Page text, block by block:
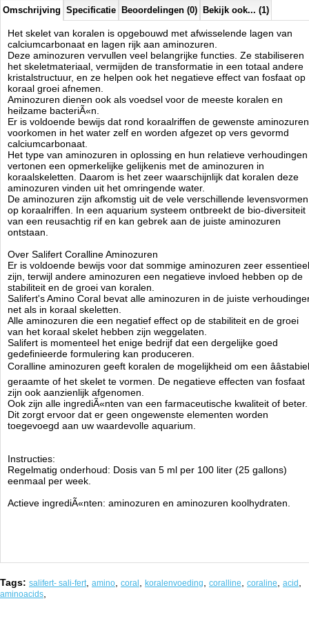
toegevoegd aan uw waardevolle aquarium.
Instructies:
Regelmatig onderhoud: Dosis van 5 ml per 100 liter (25 gallons)
eenmaal per week.
Actieve ingrediÃÂ«nten: aminozuren en aminozuren koolhydraten.
Salifert
Manufactured by:Salifert
Model:SA-3040
Product ID:8714079140070
250 9.95 9.95 Available from: Aquariumonderdelen.nl 2026-08-26
Omschrijving Specificatie Beoordelingen (0) Bekijk ook... (1)
Het skelet van koralen is opgebouwd met afwisselende lagen van
calciumcarbonaat en lagen rijk aan aminozuren.
Deze aminozuren vervullen veel belangrijke functies. Ze stabiliseren
het skeletmateriaal, vermijden de transformatie in een totaal andere
kristalstructuur, en ze helpen ook het negatieve effect van fosfaat op
koraal groei afnemen.
Aminozuren dienen ook als voedsel voor de meeste koralen en
heilzame bacteriÃ«n.
Er is voldoende bewijs dat rond koraalriffen de gewenste aminozuren
voorkomen in het water zelf en worden afgezet op vers gevormd
calciumcarbonaat.
Het type van aminozuren in oplossing en hun relatieve verhoudingen
vertonen een opmerkelijke gelijkenis met de aminozuren in
koraalskeletten. Daarom is het zeer waarschijnlijk dat koralen deze
aminozuren vinden uit het omringende water.
De aminozuren zijn afkomstig uit de vele verschillende levensvormen
op koraalriffen. In een aquarium systeem ontbreekt de bio-diversiteit
van een reusachtig rif en kan gebrek aan de juiste aminozuren
ontstaan.
Over Salifert Coralline Aminozuren
Er is voldoende bewijs voor dat sommige aminozuren zeer essentieel
zijn, terwijl andere aminozuren een negatieve invloed hebben op de
stabiliteit en de groei van koralen.
Salifert's Amino Coral bevat alle aminozuren in de juiste
net als in koraal skeletten.
Alle aminozuren die een negatief effect op de stabiliteit en de groei
van het koraal skelet hebben zijn weggelaten.
Salifert is momenteel het enige bedrijf dat een dergelijke goed
gedefinieerde formulering kan produceren.
Coralline aminozuren geeft koralen de mogelijkheid om een ââstabiel
geraamte of het skelet te vormen. De negatieve effecten van fosfaat
zijn ook aanzienlijk afgenomen.
Ook zijn alle ingrediÃ«nten van een farmaceutische kwaliteit of beter.
Dit zorgt ervoor dat er geen ongewenste elementen worden
toegevoegd aan uw waardevolle aquarium.
Instructies:
Regelmatig onderhoud: Dosis van 5 ml per 100 liter (25 gallons)
eenmaal per week.
Actieve ingrediÃ«nten: aminozuren en aminozuren koolhydraten.
Tags: salifert- sali-fert amino coral koralenvoeding coralline coraline acid
aminoacids